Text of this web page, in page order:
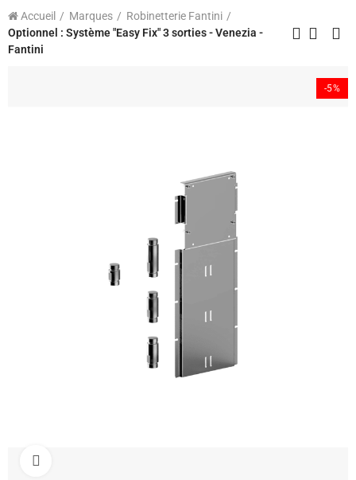
Accueil Marques
Robinetterie Fantini
Optionnel : Système "Easy Fix" 3 sorties - Venezia -
Fantini
-5%